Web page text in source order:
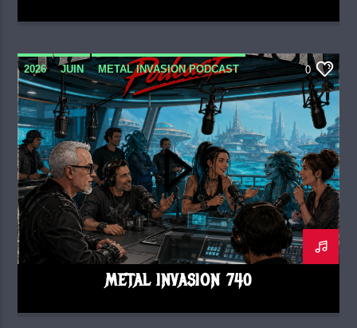
2026 JUIN METAL INVASION PODCAST 0
METAL INVASION 740